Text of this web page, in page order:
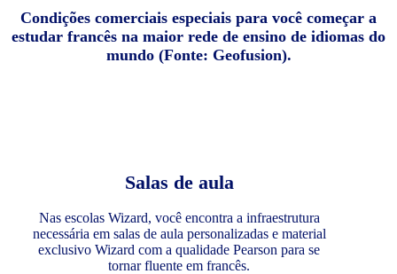
Condições comerciais especiais para você começar a
estudar francês na maior rede de ensino de idiomas do
mundo (Fonte: Geofusion).
Salas de aula
Nas escolas Wizard, você encontra a infraestrutura
necessária em salas de aula personalizadas e material
exclusivo Wizard com a qualidade Pearson para se
tornar fluente em francês.